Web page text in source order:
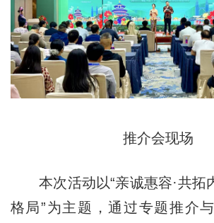
推介会现场
本次活动以“亲诚惠容·共拓
格局”为主题，通过专题推介